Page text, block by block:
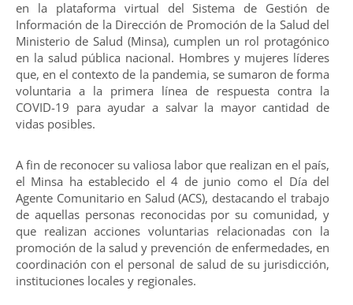
en la plataforma virtual del Sistema de Gestión de
Información de la Dirección de Promoción de la Salud del
Ministerio de Salud (Minsa), cumplen un rol protagónico
en la salud pública nacional. Hombres y mujeres líderes
que, en el contexto de la pandemia, se sumaron de forma
voluntaria a la primera línea de respuesta contra la
COVID-19 para ayudar a salvar la mayor cantidad de
vidas posibles.
A fin de reconocer su valiosa labor que realizan en el país,
el Minsa ha establecido el 4 de junio como el Día del
Agente Comunitario en Salud (ACS), destacando el trabajo
de aquellas personas reconocidas por su comunidad, y
que realizan acciones voluntarias relacionadas con la
promoción de la salud y prevención de enfermedades, en
coordinación con el personal de salud de su jurisdicción,
instituciones locales y regionales.